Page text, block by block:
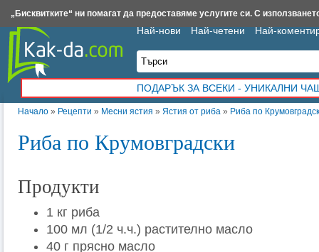
Начало » Рецепти » Месни ястия » Ястия от риба » Риба по
Риба по Крумовградски
Продукти
1 кг риба
100 мл (1/2 ч.ч.) растително масло
40 г прясно масло
Най-нови Най-четени Най-
ПОДАРЪК ЗА ВСЕКИ - УНИКАЛНИ
Insert.bg Framar.bg Kak-da.com Iztochnik.com BauBau.bg NewAge.bg
„Бисквитките“ ни помагат да предоставяме услугите си. С